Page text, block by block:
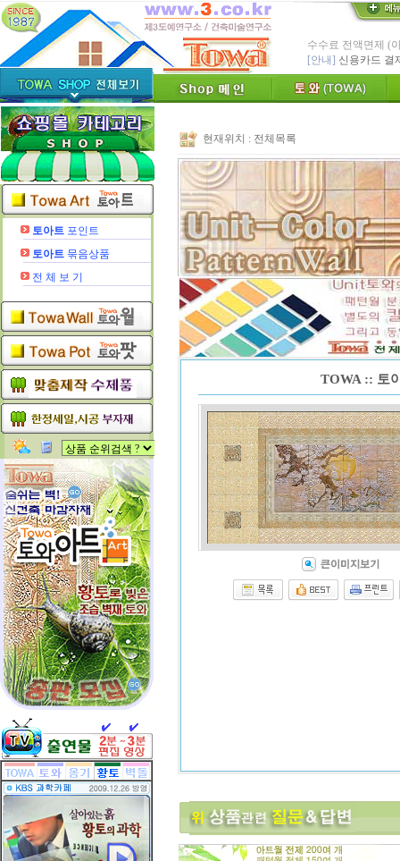
* Since : 1987 ~ 신
- 특허,의장,상표권
친환경 Bio
[브랜드 명]"토와"(
[알림]숨쉬는 조습
* TOWA 가상시공
- 토와 배치 디자인
* TOWA 회원가입
-토와, 첫구매시 배
수수료 전액면제 (
[안내]신용카드 결
토아트 포인트
토아트 묶음상품
전 체 보 기
현재위치 : 전체목록
TOWA :: 토